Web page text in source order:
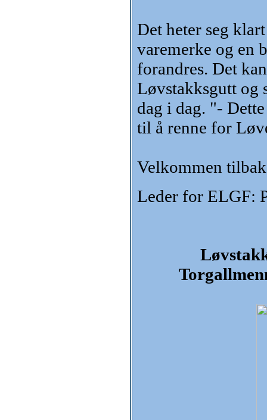
Det heter seg
varemerke og en
forandres. Det
Løvstakksgutt og
dag i dag. "-
til å renne for
Velkommen
Leder for ELGF: